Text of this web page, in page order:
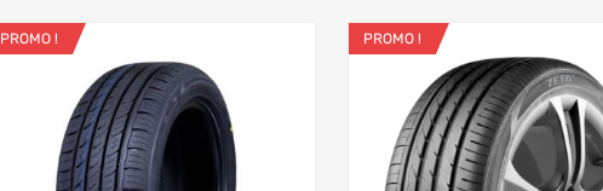
Add to Compare
PROMO !
Add to Compare
PROMO !